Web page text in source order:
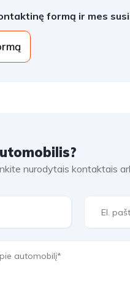
formą ir mes
nurodytais kontaktais